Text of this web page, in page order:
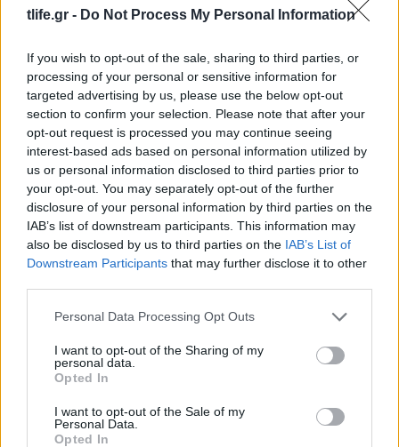
tlife.gr - Do Not Process My Personal Information
If you wish to opt-out of the sale, sharing to third parties, or
processing of your personal or sensitive information for
targeted advertising by us, please use the below opt-out
section to confirm your selection. Please note that after your
opt-out request is processed you may continue seeing
interest-based ads based on personal information utilized by
us or personal information disclosed to third parties prior to
your opt-out. You may separately opt-out of the further
disclosure of your personal information by third parties on the
IAB’s list of downstream participants. This information may
also be disclosed by us to third parties on the IAB’s List of
Downstream Participants that may further disclose it to other
Please note that this website/app uses one or more Google
not limited to your visit or usage behaviour. You may click to
grant or deny consent to Google and its third-party tags to
use your data for below specified purposes in below Google
consent section.
Personal Data Processing Opt Outs
I want to opt-out of the Sharing of my
personal data.
Opted In
I want to opt-out of the Sale of my
Personal Data.
Opted In
Τζένιφερ Λόπεζ: Η selfie της χωρίς μακιγιάζ
αποδεικνύει τη δύναμη του σωστού skincare
05.08.2026